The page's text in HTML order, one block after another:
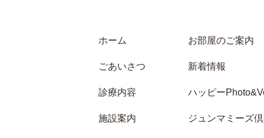
ホーム
ごあいさつ
診療内容
施設案内
お部屋のご案内
新着情報
ハッピー
ジュンマミーズ